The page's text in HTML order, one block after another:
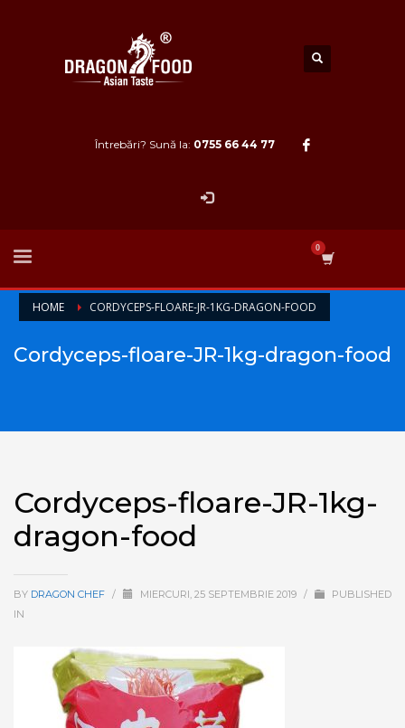
Întrebări? Sună la: 0755 66 44 77
HOME CORDYCEPS-FLOARE-JR-1KG-DRAGON-FOOD
Cordyceps-floare-JR-1kg-dragon-food
Cordyceps-floare-JR-1kg-
dragon-food
BY DRAGON CHEF / MIERCURI, 25 SEPTEMBRIE 2019 /
PUBLISHED
IN